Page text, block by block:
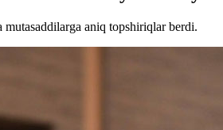
aniq topshiriqlar berdi.